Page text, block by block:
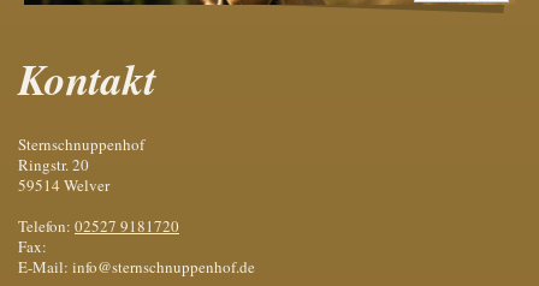
Kontakt
Sternschnuppenhof
Ringstr.20
59514 Welver
Telefon: 02527 9181720
Fax:
E-Mail: info@sternschnuppenhof.de